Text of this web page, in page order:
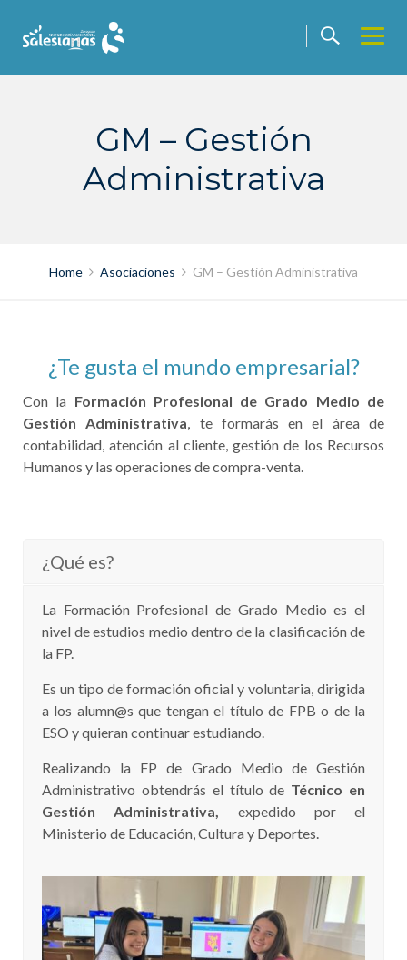
content
GM – Gestión
Administrativa
Home Asociaciones GM – Gestión Administrativa
¿Te gusta el mundo empresarial?
Con la Formación Profesional de Grado Medio de
Gestión Administrativa, te formarás en el área de
contabilidad, atención al cliente, gestión de los Recursos
Humanos y las operaciones de compra-venta.
¿Qué es?
La Formación Profesional de Grado Medio es el
nivel de estudios medio dentro de la clasificación de
la FP.
Es un tipo de formación oficial y voluntaria, dirigida
a los alumn@s que tengan el título de FPB o de la
ESO y quieran continuar estudiando.
Realizando la FP de Grado Medio de Gestión
Administrativo obtendrás el título de Técnico en
Gestión Administrativa, expedido por el
Ministerio de Educación, Cultura y Deportes.